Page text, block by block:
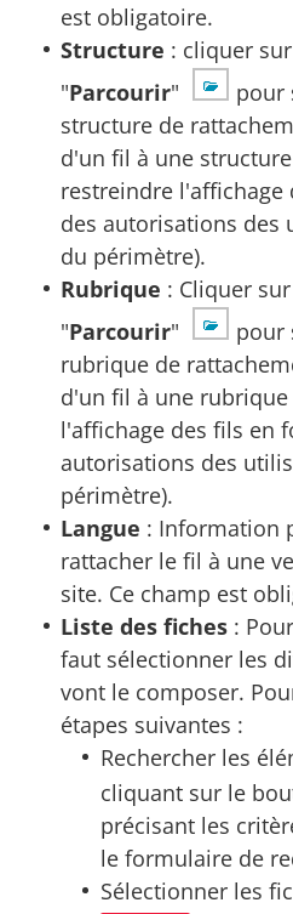
est obligatoire.
Structure : cliquer
"Parcourir"
pour
structure de
d'un fil à une
restreindre
des autorisations des
du périmètre).
Rubrique : Cliquer
"Parcourir"
pour
rubrique de
d'un fil à une
l'affichage des fils en
autorisations des
périmètre).
Langue : Information
rattacher le fil à une
site. Ce champ est
Liste des fiches :
faut sélectionner les
vont le composer.
étapes suivantes :
Rechercher les
cliquant sur le
précisant les
le formulaire de
Sélectionner les